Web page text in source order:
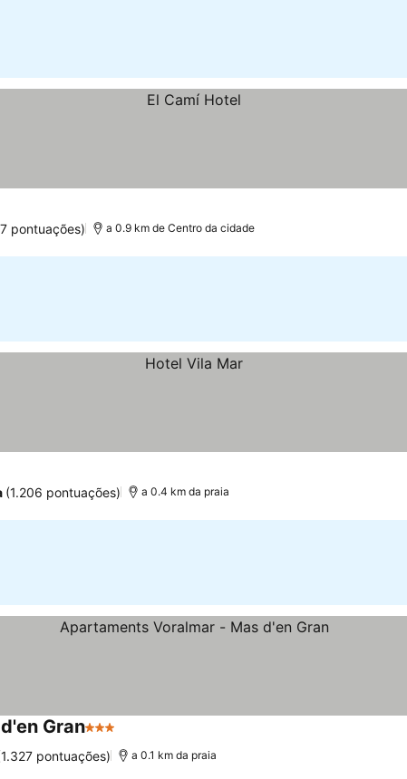
pontuações) a 0.9 km de Centro da cidade
(1.206 pontuações) a 0.4 km da praia
Gran3 Estrelas
pontuações) a 0.1 km da praia